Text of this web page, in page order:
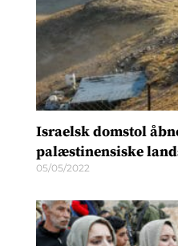
Israelsk domstol
palæstinensiske
05/05/2022